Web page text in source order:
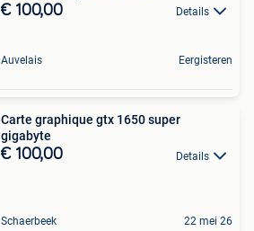
€ 100,00 Details
Auvelais Eergisteren
Carte graphique gtx 1650 super
gigabyte
€ 100,00 Details
Schaerbeek 22 mei 26